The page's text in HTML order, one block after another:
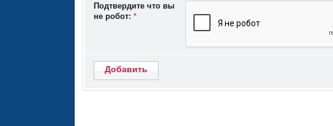
Подтвердите что вы
не робот: *
Добавить